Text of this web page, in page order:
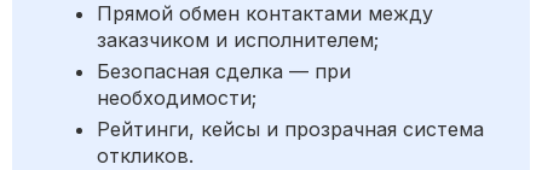
Прямой обмен контактами между
заказчиком и исполнителем;
Безопасная сделка — при
необходимости;
Рейтинги, кейсы и прозрачная система
откликов.